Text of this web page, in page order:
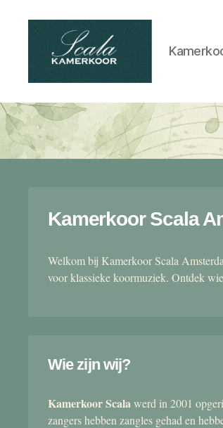
kamerkoor
Kamerkoor Scala
Welkom bij Kamerkoor Scala
voor klassieke koormuziek. Ontdek
Wie zijn wij?
Kamerkoor Scalawerd in 2001
zangers hebben zangles gehad en